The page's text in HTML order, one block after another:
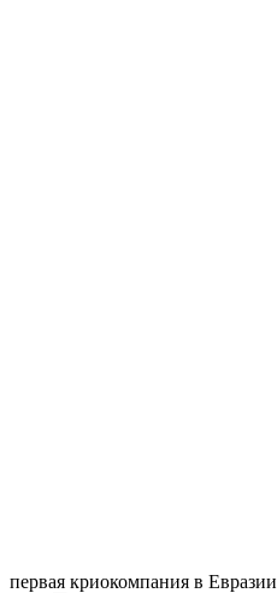
первая криокомпания в Евразии